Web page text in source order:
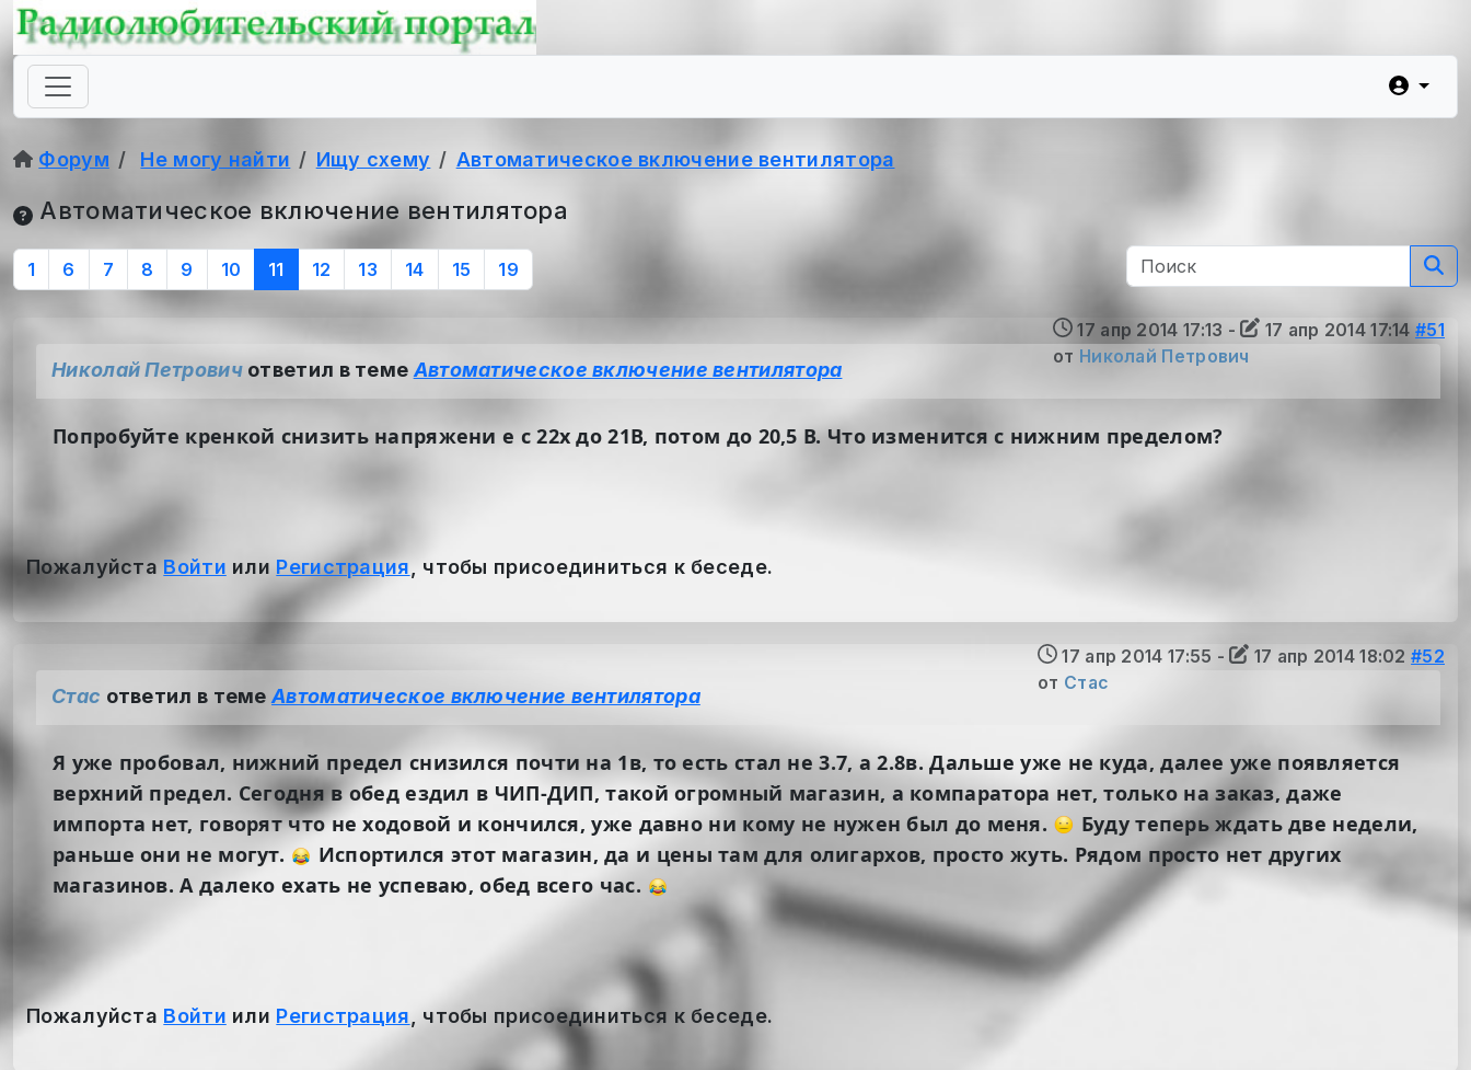
Форум Не могу найти Ищу схему Автоматическое включение вентилятора
Автоматическое включение вентилятора
1 6 7 8 9 10 11 12 13 14 15 19
17 апр 2014 17:13 - 17 апр 2014 17:14 #51
от Николай Петрович
Николай Петровичответил в теме Автоматическое включение вентилятора
Попробуйте кренкой снизить напряжени е с 22х до 21В, потом до 20,5 В. Что изменится с нижним пределом?
Пожалуйста Войти или Регистрация , чтобы присоединиться к беседе.
17 апр 2014 17:55 - 17 апр 2014 18:02 #52
от Стас
Стас ответил в темеАвтоматическое включение вентилятора
Я уже пробовал, нижний предел снизился почти на 1в, то есть стал не 3.7, а 2.8в. Дальше уже не куда, далее уже появляется
верхний предел. Сегодня в обед ездил в ЧИП-ДИП, такой огромный магазин, а компаратора нет, только на заказ, даже
импорта нет, говорят что не ходовой и кончился, уже давно ни кому не нужен был до меня.
Буду теперь ждать две недели,
раньше они не могут.
Испортился этот магазин, да и цены там для олигархов, просто жуть. Рядом просто нет других
магазинов. А далеко ехать не успеваю, обед всего час.
Пожалуйста Войти или Регистрация , чтобы присоединиться к беседе.